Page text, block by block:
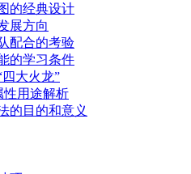
的经典设计
展方向
配合的考验
的学习条件
大火龙”
性用途解析
的目的和意义